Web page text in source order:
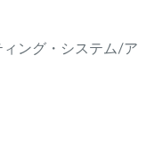
ィング・システム/ア